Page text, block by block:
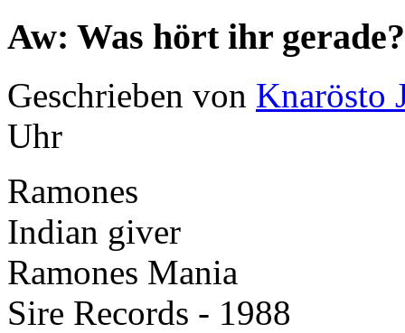
Aw: Was hört ihr gerade?
Geschrieben von Knarösto
Uhr
Ramones
Indian giver
Ramones Mania
Sire Records - 1988